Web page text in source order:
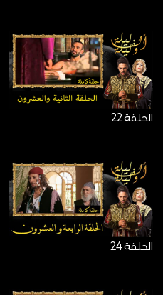
الحلقة 22
الحلقة 24